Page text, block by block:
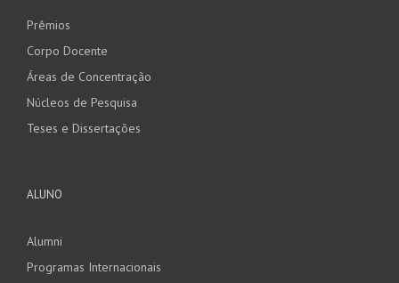
Prêmios
Corpo Docente
Áreas de Concentração
Núcleos de Pesquisa
Teses e Dissertações
ALUNO
Alumni
Programas Internacionais